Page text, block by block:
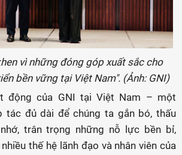
vì những đóng góp xuất sắc cho
bền vững tại Việt Nam". (Ảnh: GNI)
động của GNI tại Việt Nam – một
tác đủ dài để chúng ta gắn bó, thấu
trân trọng những nỗ lực bền bỉ,
thế hệ lãnh đạo và nhân viên của